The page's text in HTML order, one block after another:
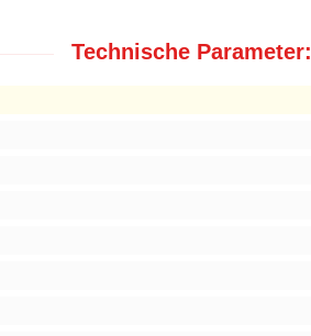
Technische Parameter: